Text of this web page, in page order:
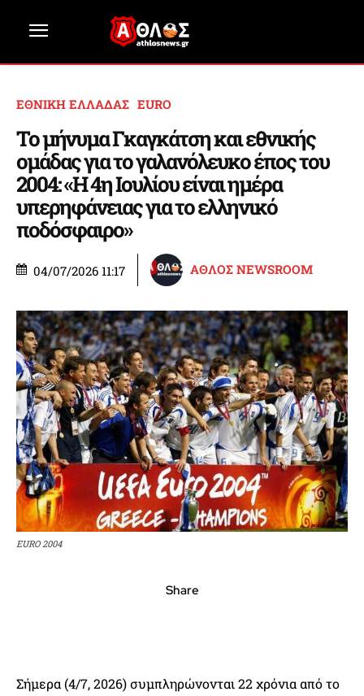
ΕΘΝΙΚΗ ΕΛΛΑΔΑΣ EURO
Το μήνυμα Γκαγκάτση και εθνικής
ομάδας για το γαλανόλευκο έπος του
2004: «Η 4η Ιουλίου είναι ημέρα
υπερηφάνειας για το ελληνικό
ποδόσφαιρο»
04/07/2026 11:17 ΑΘΛΟΣ NEWSROOM
EURO 2004
Share
Σήμερα (4/7, 2026) συμπληρώνονται 22 χρόνια από το